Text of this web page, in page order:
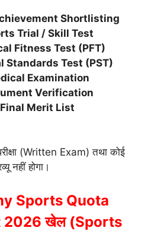
Shortlisting
Trial / Skill Test
Fitness Test (PFT)
Standards Test (PST)
Examination
Verification
Merit List
(Written Exam) तथा कोई
नहीं होगा।
Sports Quota
2026 खेल (Sports